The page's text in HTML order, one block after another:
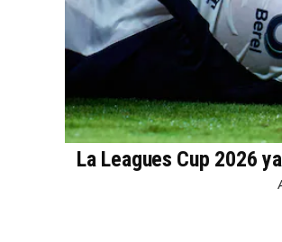
La Leagues Cup 2026